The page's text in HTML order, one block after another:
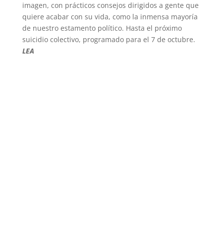
imagen, con prácticos consejos dirigidos a gente que
quiere acabar con su vida, como la inmensa mayoría
de nuestro estamento político. Hasta el próximo
suicidio colectivo, programado para el 7 de octubre.
LEA